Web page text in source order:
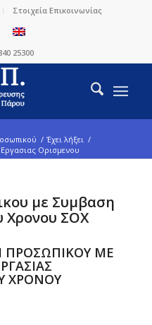
Στοιχεία Επικοινωνίας
25300
/ Έχει λήξει /
Ορισμενου
με Συμβαση
Χρονου ΣΟΧ
ΜΕ
ΧΡΟΝΟΥ